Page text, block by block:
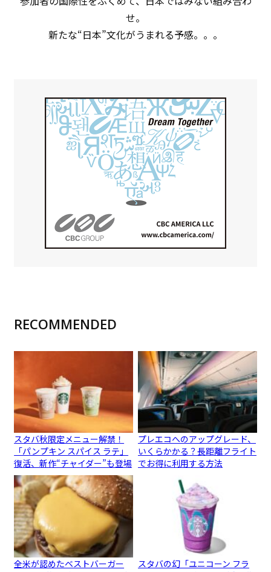
せ。
新たな“日本”文化がうまれる予感。。。
RECOMMENDED
スタバ秋限定メニュー解禁！
「パンプキン スパイス ラテ」
復活、新作“チャイダー”も登場
プレエコへのアップグレード、
いくらかかる？長距離フライト
でお得に利用する方法
全米が認めたベストバーガー
スタバの幻「ユニコーン フラ